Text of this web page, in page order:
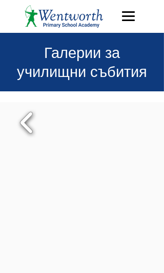
Галерии за
училищни събития